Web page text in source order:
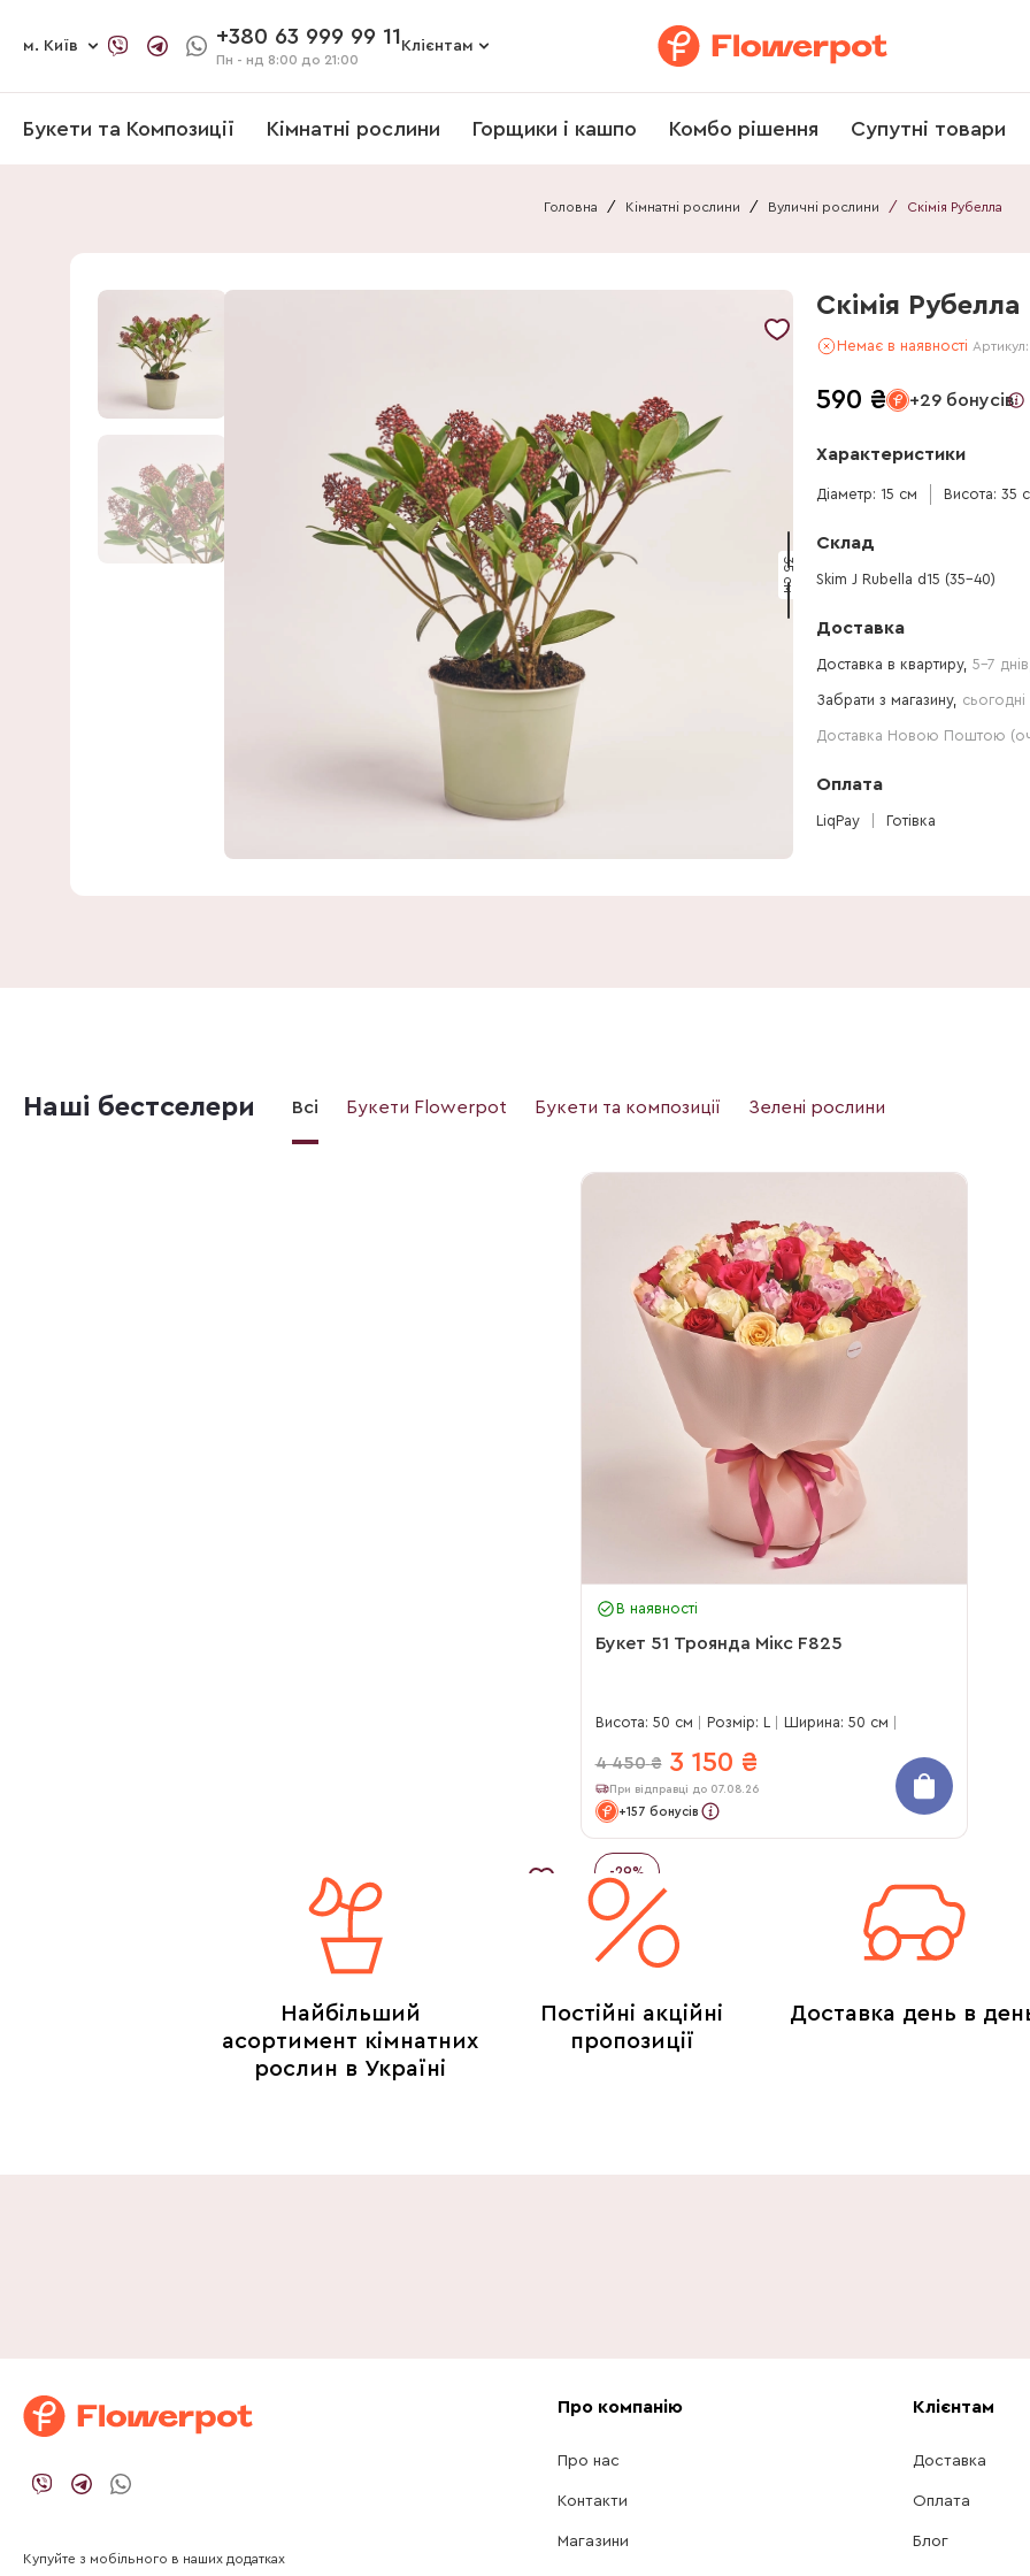
м. Київ +380 63 999 99 11
Пн - нд 8:00 до 21:00
Клієнтам
Букети та Композиції Кімнатні рослини Горщики і кашпо Комбо рішення Супутні товари
Головна / Кімнатні рослини / Вуличні рослини / Скімія Рубелла
35 см
Скімія Рубелла
Немає в наявності Артикул:
590 ₴ +29 бонусів
Характеристики
Діаметр: 15 см Висота: 35
Склад
Skim J Rubella d15 (35-40)
Доставка
Доставка в квартиру, 5-7 днів
Забрати з магазину,
Доставка Новою Поштою
Оплата
LiqPay Готівка
Наші бестселери Всі Букети Flowerpot Букети та композиції Зелені рослини
В наявності
Букет 51 Троянда Мікс F825
Висота: 50 см Розмір: L Ширина: 50 см
4 450 ₴ 3 150 ₴
При відправці до 07.08.26
+157 бонусів
-29%
Найбільший
асортимент кімнатних
рослин в Україні
Постійні акційні
пропозиції
Доставка день в
Купуйте з мобільного в наших додатках
Про компанію
Про нас
Контакти
Магазини
Клієнтам
Доставка
Оплата
Блог